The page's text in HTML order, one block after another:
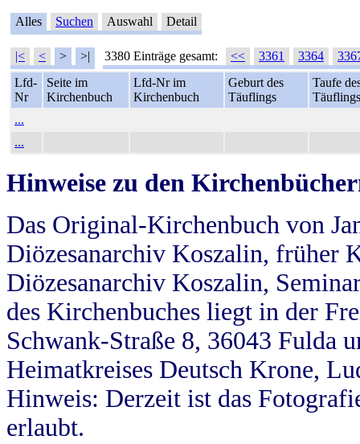
Alles Suchen Auswahl Detail
|< < > >| 3380 Einträge gesamt: << 3361 3364
Lfd-
Nr
Seite im
Kirchenbuch
Lfd-Nr im
Kirchenbuch
Geburt des
Täuflings
Taufe
Täuflings
...
...
Hinweise zu den
Das Original-Kirchenbuch von
Diözesanarchiv Koszalin, früher
Diözesanarchiv Koszalin,
des Kirchenbuches liegt in der
Schwank-Straße 8, 36043 Fulda
Heimatkreises Deutsch Krone,
Hinweis: Derzeit ist das
erlaubt.